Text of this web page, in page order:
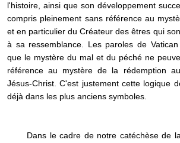
l'histoire, ainsi que son développement
compris pleinement sans référence au
et en particulier du Créateur des êtres qui
à sa ressemblance. Les paroles de
que le mystère du mal et du péché ne
référence au mystère de la rédemption
Jésus-Christ. C'est justement cette logique
déjà dans les plus anciens symboles.
Dans le cadre de notre catéchèse de la